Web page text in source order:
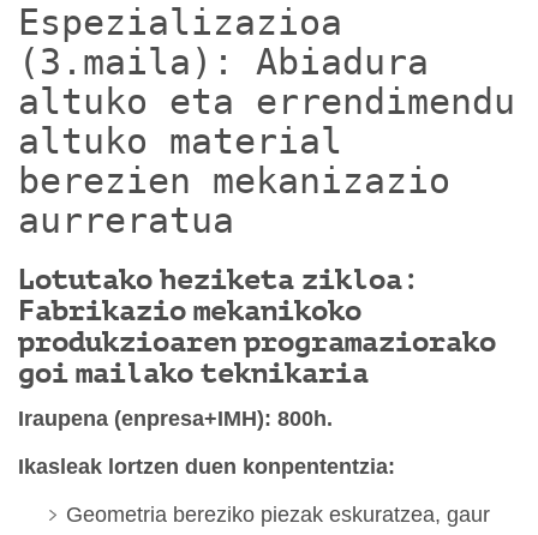
Espezializazioa
(3.maila): Abiadura
altuko eta errendimendu
altuko material
berezien mekanizazio
aurreratua
Lotutako heziketa zikloa:
Fabrikazio mekanikoko
produkzioaren programaziorako
goi mailako teknikaria
Iraupena (enpresa+IMH): 800h.
Ikasleak lortzen duen konpententzia:
Geometria bereziko piezak eskuratzea, gaur